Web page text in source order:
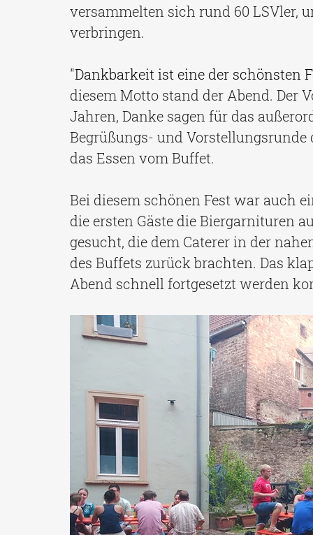
versammelten sich rund 60 LSVler,
verbringen.
"Dankbarkeit ist eine der schönsten
diesem Motto stand der Abend. Der
Jahren, Danke sagen für das
Begrüßungs- und
das Essen vom Buffet.
Bei diesem schönen Fest war auch
die ersten Gäste die Biergarnituren
gesucht, die dem Caterer in der
des Buffets zurück brachten. Das
Abend schnell fortgesetzt werden